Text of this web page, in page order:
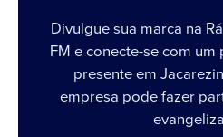
Divulgue sua marca na
FM e conecte-se com
presente em
empresa pode fazer